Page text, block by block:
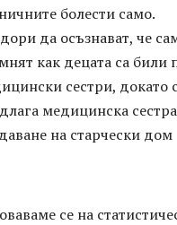
болести само.
да осъзнават, че
как децата са били
сестри, докато
медицинска
на старчески дом
се на